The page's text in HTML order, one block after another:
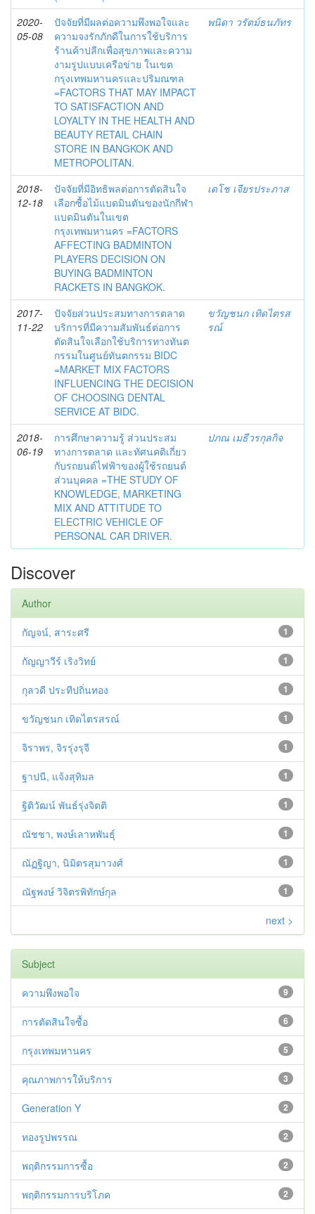
2020-
05-08
ปัจจัยที่มีผลต่อความพึงพอใจและ
ความจงรักภักดีในการใช้บริการ
ร้านค้าปลีกเพื่อสุขภาพและความ
งามรูปแบบเครือข่าย ในเขต
กรุงเทพมหานครและปริมณฑล
=FACTORS THAT MAY IMPACT
TO SATISFACTION AND
LOYALTY IN THE HEALTH AND
BEAUTY RETAIL CHAIN
STORE IN BANGKOK AND
METROPOLITAN.
พนิดา วรัตม์ธนภัทร
2018-
12-18
ปัจจัยที่มีอิทธิพลต่อการตัดสินใจ
เลือกซื้อไม้แบดมินตันของนักกีฬา
แบดมินตันในเขต
กรุงเทพมหานคร =FACTORS
AFFECTING BADMINTON
PLAYERS DECISION ON
BUYING BADMINTON
RACKETS IN BANGKOK.
เดโช เจียรประภาส
2017-
11-22
ปัจจัยส่วนประสมทางการตลาด
บริการที่มีความสัมพันธ์ต่อการ
ตัดสินใจเลือกใช้บริการทางทันต
กรรมในศูนย์ทันตกรรม BIDC
=MARKET MIX FACTORS
INFLUENCING THE DECISION
OF CHOOSING DENTAL
SERVICE AT BIDC.
ขวัญชนก เทิดไตรส
รณ์
2018-
06-19
การศึกษาความรู้ ส่วนประสม
ทางการตลาด และทัศนคติเกี่ยว
กับรถยนต์ไฟฟ้าของผู้ใช้รถยนต์
ส่วนบุคคล =THE STUDY OF
KNOWLEDGE, MARKETING
MIX AND ATTITUDE TO
ELECTRIC VEHICLE OF
PERSONAL CAR DRIVER.
ปภณ เมธีวรกุลกิจ
Discover
Author
1
กัญจน์, สาระศรี
1
กัญญาวีร์ เริงวิทย์
1
กุลวดี ประทีปถิ่นทอง
1
ขวัญชนก เทิดไตรสรณ์
1
จิราพร, จิรรุ่งรุจี
1
ฐาปนี, แจ้งสุทิมล
1
ฐิติวัฒน์ พันธ์รุ่งจิตติ
1
ณัชชา, พงษ์เลาหพันธุ์
1
ณัฏฐิญา, นิมิตรสุมาวงศ์
1
ณัฐพงษ์ วิจิตรพิทักษ์กุล
next >
Subject
9
ความพึงพอใจ
6
การตัดสินใจซื้อ
5
กรุงเทพมหานคร
3
คุณภาพการให้บริการ
2
Generation Y
2
ทองรูปพรรณ
2
พฤติกรรมการซื้อ
2
พฤติกรรมการบริโภค